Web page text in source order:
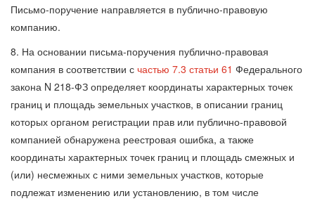
Письмо-поручение направляется в публично-правовую
компанию.
8. На основании письма-поручения публично-правовая
компания в соответствии с частью 7.3 статьи 61 Федерального
закона N 218-ФЗ определяет координаты характерных точек
границ и площадь земельных участков, в описании границ
которых органом регистрации прав или публично-правовой
компанией обнаружена реестровая ошибка, а также
координаты характерных точек границ и площадь смежных и
(или) несмежных с ними земельных участков, которые
подлежат изменению или установлению, в том числе